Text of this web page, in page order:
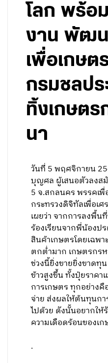
โลก พร้อ
งาน พัฒน
เพื่อเกษต
กรมชลป
ทิ้งเกษตร
นา
วันที่่ 5 พฤศจิกายน
บุญศล ผู้เสนอตัวลงส
5 จ.สกลนคร พรรคเ
กระทรวงดิจิทัลเพื่อเ
เผยว่า จากการลงพื้น
ร้องเรียนจากพี่น้องป
สินค้าเกษตรโดยเฉพ
ตกต่ำมาก เกษตรกร
ช่วงนี้ยิ่งขายยิ่งขาดทุ
ข้าวสูงขึ้น ทั้งปุ๋ยราคา
การเกษตร ทุกอย่าง
จ่าย ส่งผลให้ต้นทุนก
ไปด้วย ดังนั้นอยากใ
ความเดือดร้อนของเ
.